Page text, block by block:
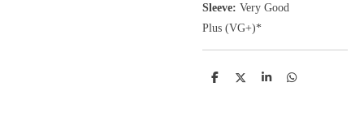
Sleeve: Very Good
Plus (VG+)*
D
D
S
D